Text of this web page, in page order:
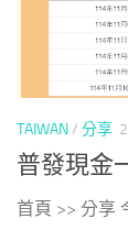
TAIWAN/ 分享
普發現金
首頁 >> 分享